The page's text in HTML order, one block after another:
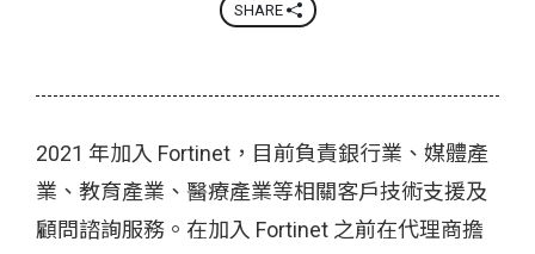
SHARE
2021 年加入 Fortinet，目前負責銀行業、媒體產
業、教育產業、醫療產業等相關客戶技術支援及
顧問諮詢服務。在加入 Fortinet 之前在代理商擔